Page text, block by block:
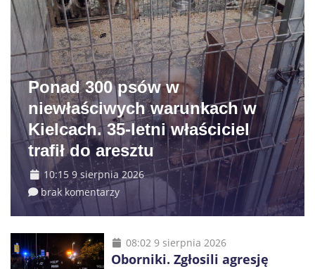
Ponad 300 psów w
niewłaściwych warunkach w
Kielcach. 35-letni właściciel
trafił do aresztu
10:15 9 sierpnia 2026
brak komentarzy
08:02 9 sierpnia 2026
Oborniki. Zgłosili agresję